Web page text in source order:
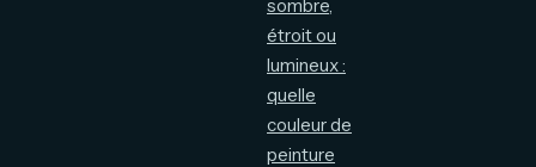
sombre,
étroit ou
lumineux :
quelle
couleur de
peinture